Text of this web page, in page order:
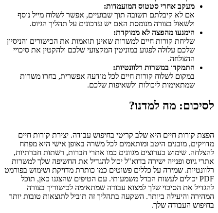
מעקב אחרי סטטוס המועמדות:
אם לא קיבלתם תשובה תוך שבועיים, אפשר לשלוח מייל נוסף
ולשאול בצורה מנומסת האם יש עדכונים על תהליך הגיוס.
הימנעו מהפצה לא ממוקדת:
שליחת קורות חיים למשרות שאינן תואמות את הכישורים והניסיון
שלכם עלולה לפגוע במוניטין המקצועי שלכם ולהקטין את סיכויי
ההצלחה.
התמקדו במשרות רלוונטיות:
במקום לשלוח קורות חיים לכל מודעה אפשרית, בחרו משרות
שמתאימות ליכולות ולשאיפות שלכם.
לסיכום: מה למדנו?
הפצת קורות חיים היא שלב קריטי בחיפוש עבודה. יצירת קורות חיים
מדויקים, מובנים היטב ומותאמים לכל משרה באופן אישי היא מפתח
להצלחה. שימוש בערוצים מגוונים כמו אתרי חברות, רשתות חברתיות,
אתרי גיוס ופנייה ישירה בדוא"ל יכול להגדיל את החשיפה שלך למשרות
רלוונטיות. שמירה על כללים פשוטים כמו כותרת מדויקת ושימוש בפורמט
PDF יכולים לעשות הבדל משמעותי. עם הטיפים שהצגנו כאן, תוכל
להגדיל את הסיכוי שלך למצוא עבודה שמתאימה לכישוריך בצורה
המהירה והיעילה ביותר. השקעה בתהליך זה תוביל לתוצאות טובות יותר
בחיפוש העבודה שלך.